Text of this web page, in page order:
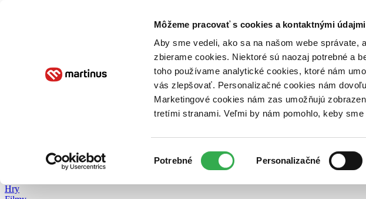
Môžeme pracovať s cookies a kontaktnými
Aby sme vedeli, ako sa na našom webe správate,
zbierame cookies. Niektoré sú naozaj potrebné a
toho používame analytické cookies, ktoré nám
vás zlepšovať. Personalizačné cookies nám
Marketingové cookies nám zas umožňujú
tretími stranami. Veľmi by nám pomohlo, keby
súhlasu
Potrebné Personalizačné
Poukážky Kontakt
Hry